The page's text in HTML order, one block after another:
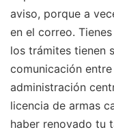
aviso, porque a
en el correo.
los trámites tienen
comunicación
administración
licencia de armas
haber renovado tu